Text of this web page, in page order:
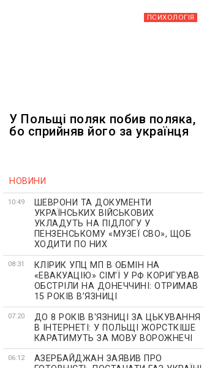
ПСИХОЛОГІЯ
У Польщі поляк побив поляка,
бо сприйняв його за українця
НОВИНИ
10:49
ШЕВРОНИ ТА ДОКУМЕНТИ
УКРАЇНСЬКИХ ВІЙСЬКОВИХ
УКЛАДУТЬ НА ПІДЛОГУ У
ПЕНЗЕНСЬКОМУ «МУЗЕЇ СВО», ЩОБ
ХОДИТИ ПО НИХ
08:31
КЛІРИК УПЦ МП В ОБМІН НА
«ЕВАКУАЦІЮ» СІМʼЇ У РФ КОРИГУВАВ
ОБСТРІЛИ НА ДОНЕЧЧИНІ: ОТРИМАВ
15 РОКІВ ВʼЯЗНИЦІ
07:20
ДО 8 РОКІВ В'ЯЗНИЦІ ЗА ЦЬКУВАННЯ
В ІНТЕРНЕТІ: У ПОЛЬЩІ ЖОРСТКІШЕ
КАРАТИМУТЬ ЗА МОВУ ВОРОЖНЕЧІ
06:12
АЗЕРБАЙДЖАН ЗАЯВИВ ПРО